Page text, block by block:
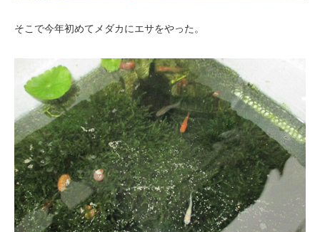
そこで今年初めてメダカにエサをやった。